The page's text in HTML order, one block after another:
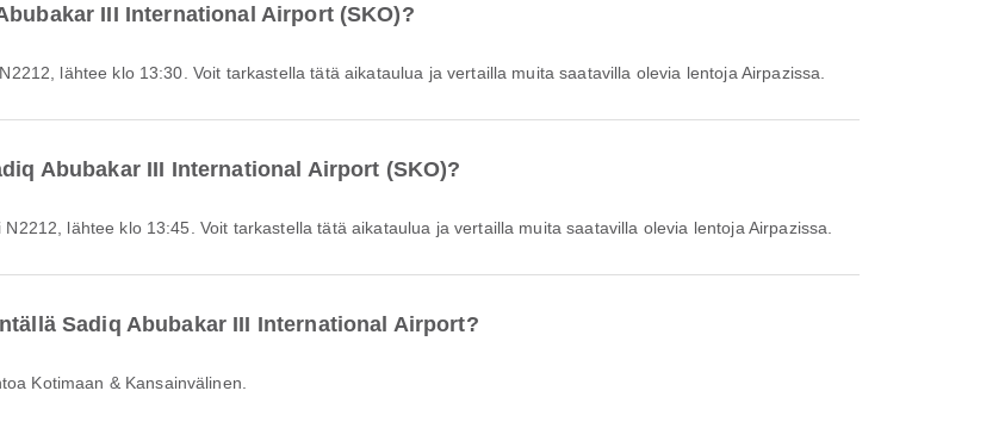
III International Airport (SKO)?
lähtee klo 13:30. Voit tarkastella tätä aikataulua ja vertailla muita saatavilla olevia lentoja Airpazissa.
Abubakar III International Airport (SKO)?
lähtee klo 13:45. Voit tarkastella tätä aikataulua ja vertailla muita saatavilla olevia lentoja Airpazissa.
Sadiq Abubakar III International Airport?
Kotimaan & Kansainvälinen.